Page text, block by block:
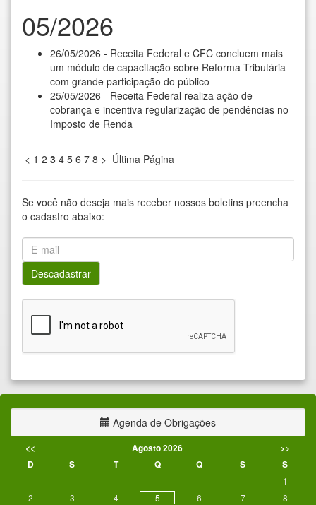
05/2026
26/05/2026 - Receita Federal e CFC concluem mais
um módulo de capacitação sobre Reforma Tributária
com grande participação do público
25/05/2026 - Receita Federal realiza ação de
cobrança e incentiva regularização de pendências no
Imposto de Renda
< 1 2 3 4 5 6 7 8 > Última Página
Se você não deseja mais receber nossos boletins preencha
o cadastro abaixo:
Agenda de Obrigações
<< Agosto 2026
>>
D
S T Q Q S S
1
2
3 4 5 6 7 8